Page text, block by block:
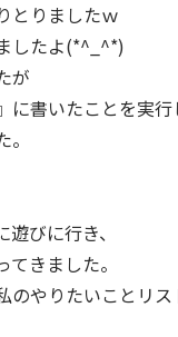
とりましたｗ
したよ(*^_^*)
が
に書いたことを実
びに行き、
きました。
のやりたいことリ